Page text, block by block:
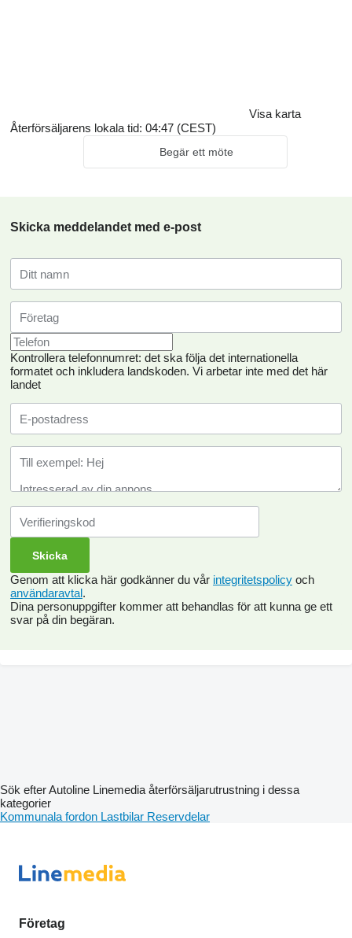
Visa karta
Återförsäljarens lokala tid: 04:47 (CEST)
Begär ett möte
Skicka meddelandet med e-post
Kontrollera telefonnumret: det ska följa det internationella
formatet och inkludera landskoden. Vi arbetar inte med det här
landet
Genom att klicka här godkänner du vår integritetspolicy och
användaravtal.
Dina personuppgifter kommer att behandlas för att kunna ge ett
svar på din begäran.
Sök efter Autoline Linemedia återförsäljarutrustning i dessa
kategorier
Kommunala fordon Lastbilar Reservdelar
Företag